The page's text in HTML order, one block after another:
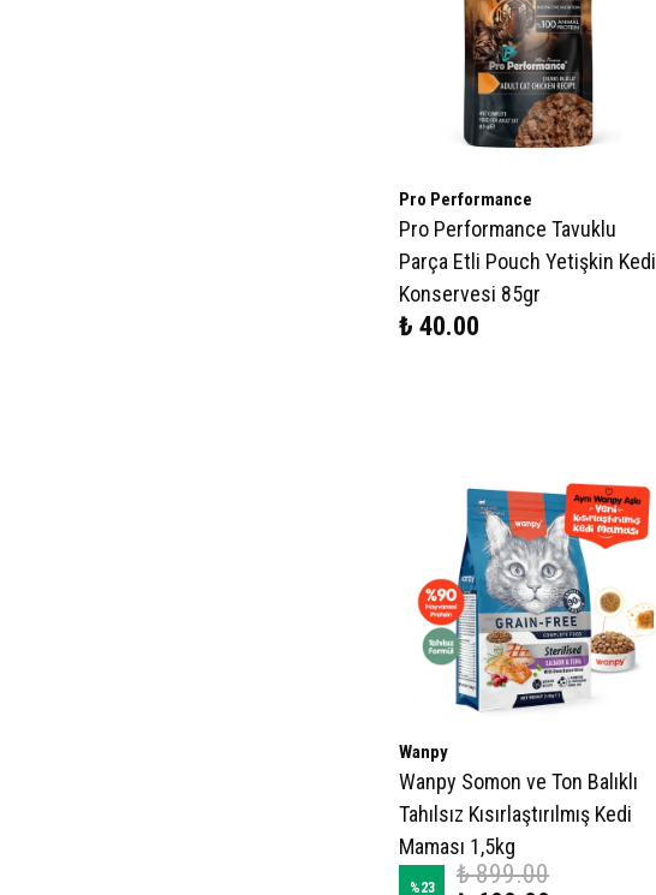
Pro Performance
Pro Performance Tavuklu
Parça Etli Pouch Yetişkin Kedi
Konservesi 85gr
₺ 40.00
Wanpy
Wanpy Somon ve Ton Balıklı
Tahılsız Kısırlaştırılmış Kedi
Maması 1,5kg
%23
₺ 899.00